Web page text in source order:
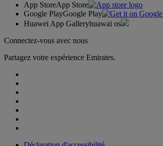
App StoreApp Store
Google PlayGoogle Play
Huawei App Galleryhuawai os
Connectez-vous avec nous
Partagez votre expérience Emirates.